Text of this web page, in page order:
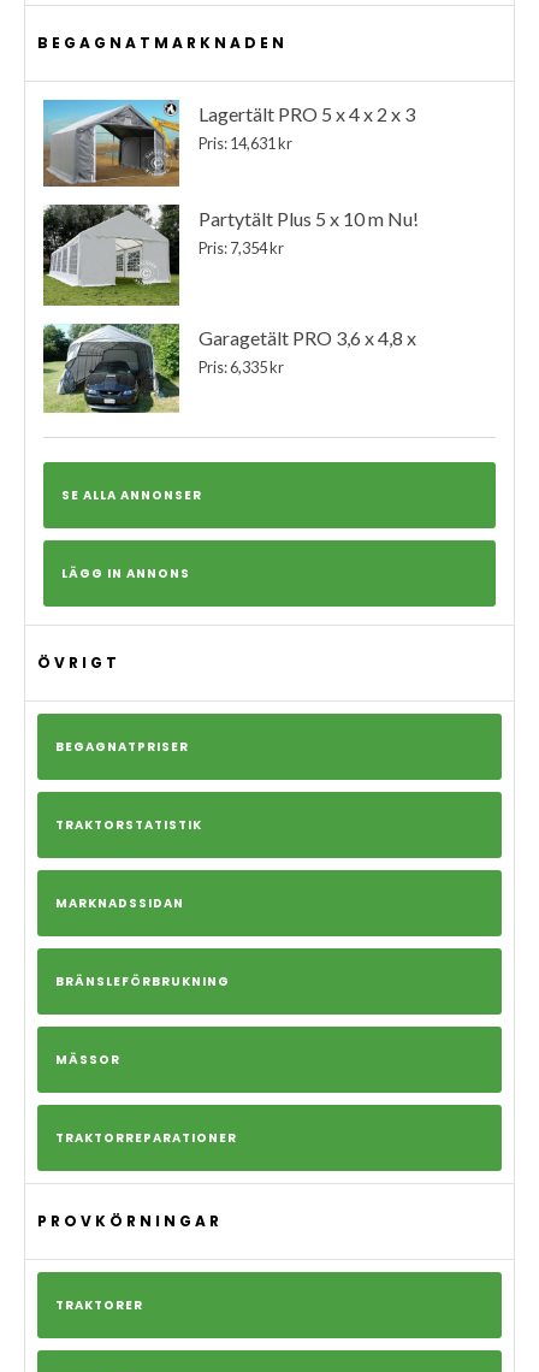
BEGAGNATMARKNADEN
Lagertält PRO 5 x 4 x 2 x 3
Pris: 14,631 kr
Partytält Plus 5 x 10 m Nu!
Pris: 7,354 kr
Garagetält PRO 3,6 x 4,8 x
Pris: 6,335 kr
SE ALLA ANNONSER
LÄGG IN ANNONS
ÖVRIGT
BEGAGNATPRISER
TRAKTORSTATISTIK
MARKNADSSIDAN
BRÄNSLEFÖRBRUKNING
MÄSSOR
TRAKTORREPARATIONER
PROVKÖRNINGAR
TRAKTORER